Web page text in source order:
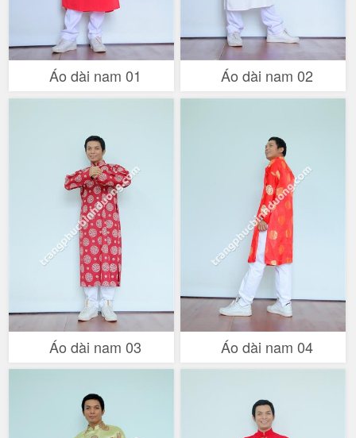
Áo dài nam 01 Áo dài nam 02
Áo dài nam 03 Áo dài nam 04